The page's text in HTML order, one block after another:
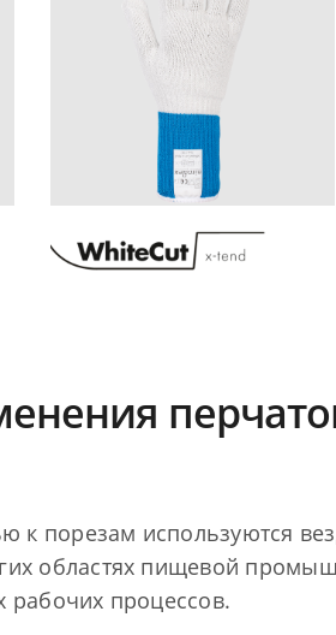
к порезам используются
областях пищевой
рабочих процессов.